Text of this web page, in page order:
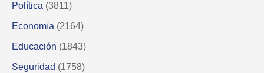
Política (3811)
Economía (2164)
Educación (1843)
Seguridad (1758)